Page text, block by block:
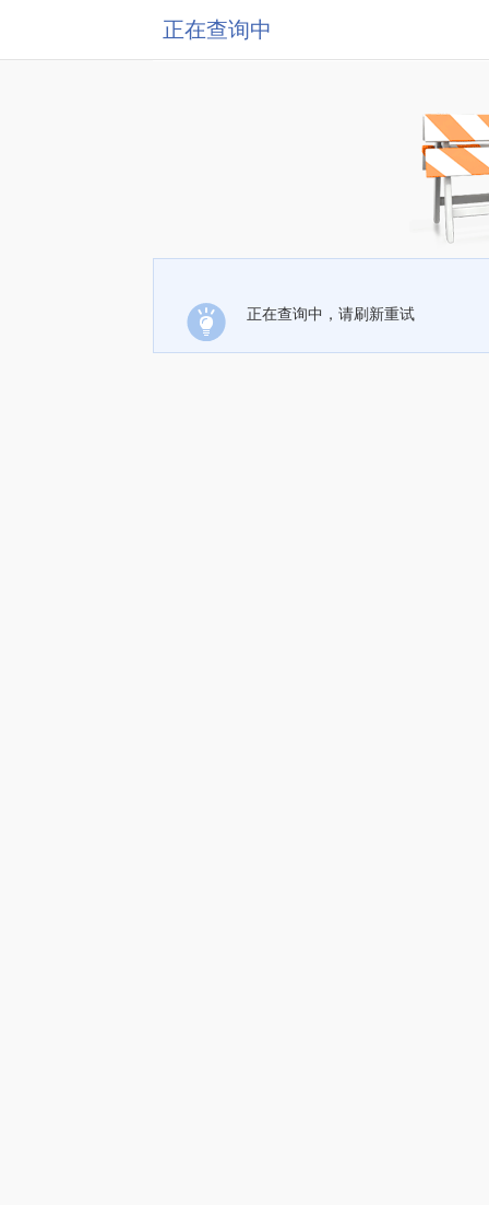
正在查询中
正在查询中，请刷新重试